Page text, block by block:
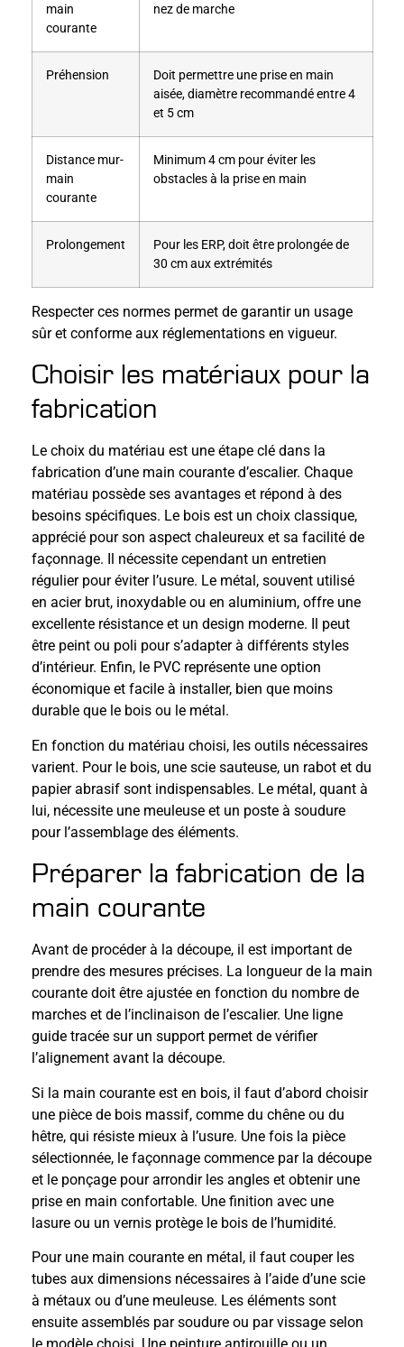
main
courante
nez de marche
Préhension
Doit permettre une prise en main
aisée, diamètre recommandé entre 4
et 5 cm
Distance mur-
main
courante
Minimum 4 cm pour éviter les
obstacles à la prise en main
Prolongement
Pour les ERP, doit être prolongée de
30 cm aux extrémités
Respecter ces normes permet de garantir un usage
sûr et conforme aux réglementations en vigueur.
Choisir les matériaux pour la
fabrication
Le choix du matériau est une étape clé dans la
fabrication d’une main courante d’escalier. Chaque
matériau possède ses avantages et répond à des
besoins spécifiques. Le bois est un choix classique,
apprécié pour son aspect chaleureux et sa facilité de
façonnage. Il nécessite cependant un entretien
régulier pour éviter l’usure. Le métal, souvent utilisé
en acier brut, inoxydable ou en aluminium, offre une
excellente résistance et un design moderne. Il peut
être peint ou poli pour s’adapter à différents styles
d’intérieur. Enfin, le PVC représente une option
économique et facile à installer, bien que moins
durable que le bois ou le métal.
En fonction du matériau choisi, les outils nécessaires
varient. Pour le bois, une scie sauteuse, un rabot et du
papier abrasif sont indispensables. Le métal, quant à
lui, nécessite une meuleuse et un poste à soudure
pour l’assemblage des éléments.
Préparer la fabrication de la
main courante
Avant de procéder à la découpe, il est important de
prendre des mesures précises. La longueur de la main
courante doit être ajustée en fonction du nombre de
marches et de l’inclinaison de l’escalier. Une ligne
guide tracée sur un support permet de vérifier
l’alignement avant la découpe.
Si la main courante est en bois, il faut d’abord choisir
une pièce de bois massif, comme du chêne ou du
hêtre, qui résiste mieux à l’usure. Une fois la pièce
sélectionnée, le façonnage commence par la découpe
et le ponçage pour arrondir les angles et obtenir une
prise en main confortable. Une finition avec une
lasure ou un vernis protège le bois de l’humidité.
Pour une main courante en métal, il faut couper les
tubes aux dimensions nécessaires à l’aide d’une scie
à métaux ou d’une meuleuse. Les éléments sont
ensuite assemblés par soudure ou par vissage selon